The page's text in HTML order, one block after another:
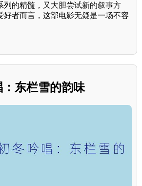
列的精髓，又大胆尝试新的叙事方
好者而言，这部电影无疑是一场不容
东栏雪的韵味